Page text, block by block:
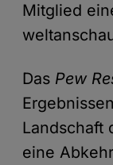
Mitglied
Das Pew
Landschaft
eine